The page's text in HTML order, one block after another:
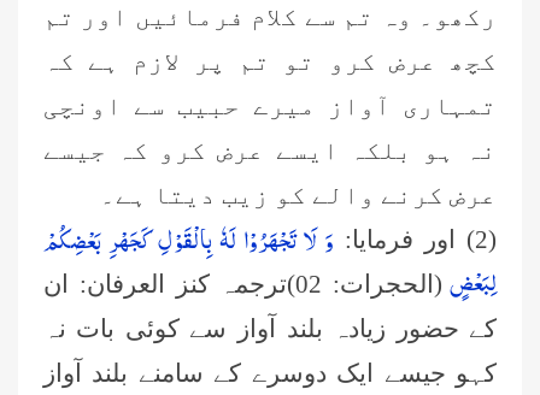
رکھو۔ وہ تم سے کلام فرمائیں اور تم
کچھ عرض کرو تو تم پر لازم ہے کہ
تمہاری آواز میرے حبیب سے اونچی
نہ ہو بلکہ ایسے عرض کرو کہ جیسے
عرض کرنے والے کو زیب دیتا ہے۔
(2) اور فرمایا:
وَ لَا تَجْهَرُوْا لَهٗ بِالْقَوْلِ كَجَهْرِ بَعْضِكُمْ
لِبَعْضٍ
(الحجرات: 02)ترجمہ کنز العرفان: ان
کے حضور زیادہ بلند آواز سے کوئی بات نہ
کہو جیسے ایک دوسرے کے سامنے بلند آواز